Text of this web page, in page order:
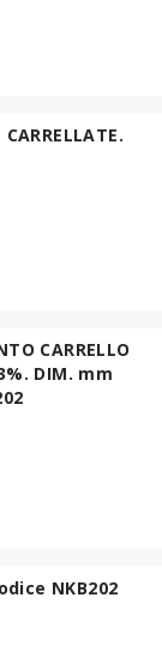
CARRELLO
DIM. mm
NKB202